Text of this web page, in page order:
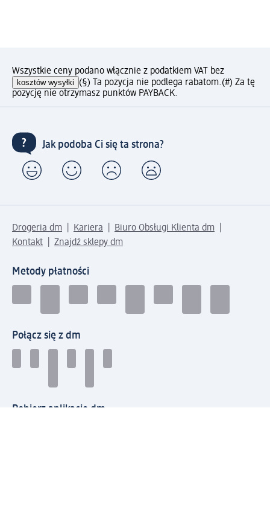
Wszystkie ceny podano włącznie z podatkiem VAT bez
kosztów wysyłki (§) Ta pozycja nie podlega rabatom.(#) Za tę
pozycję nie otrzymasz punktów PAYBACK.
Jak podoba Ci się ta strona?
Drogeria dm Kariera
Biuro Obsługi Klienta dm
Kontakt
Znajdź sklepy dm
Metody płatności
Połącz się z dm
Pobierz aplikację dm: